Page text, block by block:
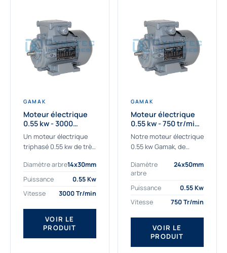
GAMAK
Moteur électrique
0.55 kw - 3000
Tr/min - 230/400V -
IE2
Un moteur électrique
triphasé 0.55 kw de très
vos applications les
plus exigeantes.
triphasé 0.55
kw Gamak...
Diamètre arbre14x30mm
Puissance
0.55 Kw
Vitesse
3000 Tr/min
VOIR LE
PRODUIT
GAMAK
Moteur électrique
0.55 kw - 750 tr/min -
230/400V - IE2
Notre moteur électrique
0.55 kw Gamak, de
adapté à toutes les
applications. Nous
déterminons,
fournissons
des moteurs
asynchrones depuis
Diamètre
arbre
24x50mm
Puissance
0.55 Kw
Vitesse
750 Tr/min
VOIR LE
PRODUIT